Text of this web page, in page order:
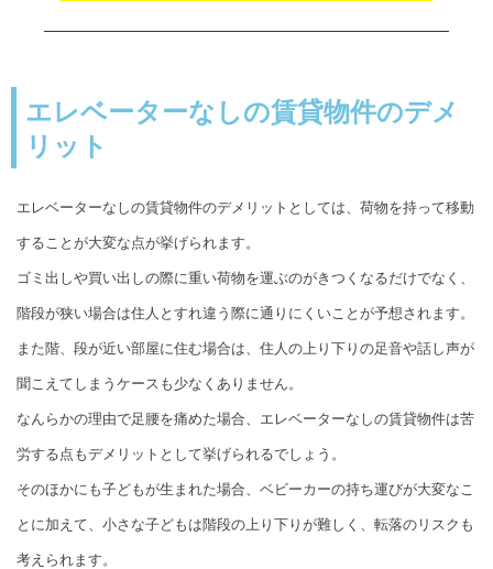
エレベーターなしの賃貸物件のデメ
リット
エレベーターなしの賃貸物件のデメリットとしては、荷物を持って移動
することが大変な点が挙げられます。
ゴミ出しや買い出しの際に重い荷物を運ぶのがきつくなるだけでなく、
階段が狭い場合は住人とすれ違う際に通りにくいことが予想されます。
また階、段が近い部屋に住む場合は、住人の上り下りの足音や話し声が
聞こえてしまうケースも少なくありません。
なんらかの理由で足腰を痛めた場合、エレベーターなしの賃貸物件は苦
労する点もデメリットとして挙げられるでしょう。
そのほかにも子どもが生まれた場合、ベビーカーの持ち運びが大変なこ
とに加えて、小さな子どもは階段の上り下りが難しく、転落のリスクも
考えられます。